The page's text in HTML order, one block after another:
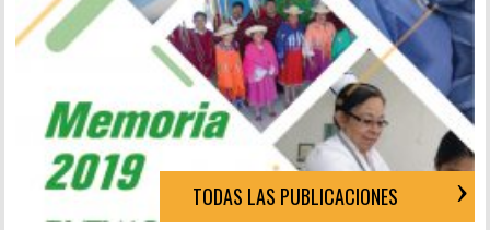
TODAS LAS PUBLICACIONES